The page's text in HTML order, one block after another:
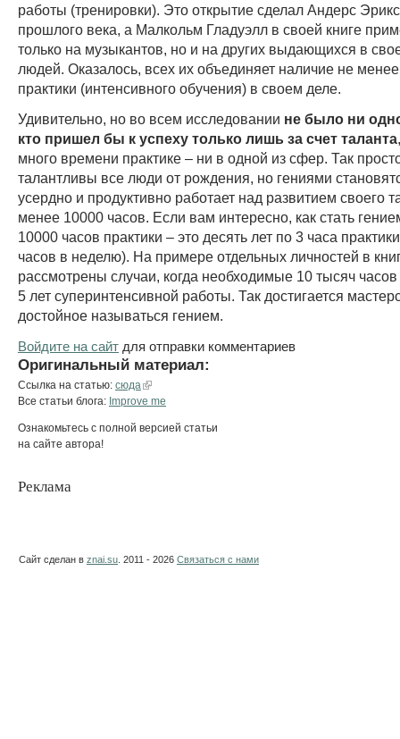
работы (тренировки). Это открытие сделал Андерс
прошлого века, а Малкольм Гладуэлл в своей книге
только на музыкантов, но и на других выдающихся в
людей. Оказалось, всех их объединяет наличие не
практики (интенсивного обучения) в своем деле.
Удивительно, но во всем исследовании не было ни
кто пришел бы к успеху только лишь за счет таланта
много времени практике – ни в одной из сфер. Так
талантливы все люди от рождения, но гениями
усердно и продуктивно работает над развитием своего
менее 10000 часов. Если вам интересно, как стать
10000 часов практики – это десять лет по 3 часа
часов в неделю). На примере отдельных личностей в
рассмотрены случаи, когда необходимые 10 тысяч
5 лет суперинтенсивной работы. Так достигается
достойное называться гением.
Войдите на сайт для отправки комментариев
Оригинальный материал:
Ссылка на статью: сюда
Все статьи блога: Improve me
Ознакомьтесь с полной версией статьи
на сайте автора!
Реклама
Сайт сделан в znai.su . 2011 - 2026 Связаться с нами